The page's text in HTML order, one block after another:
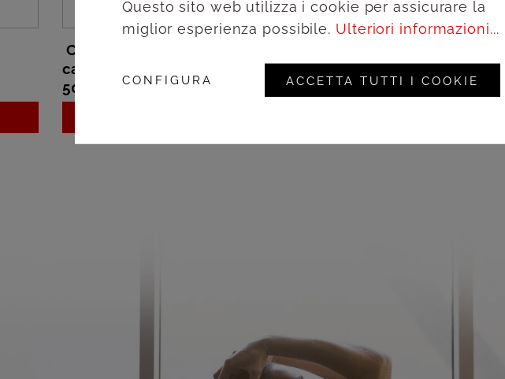
Copritazza con tacca in
cartoncino bianco, Ø7,8cm -
500pz | Amonn
cartoncino bianco, Ø7cm -
500pz | Amonn
Questo sito web utilizza i cookie per assicurare la
miglior esperienza possibile. Ulteriori informazioni...
CONFIGURA ACCETTA TUTTI I COOKIE